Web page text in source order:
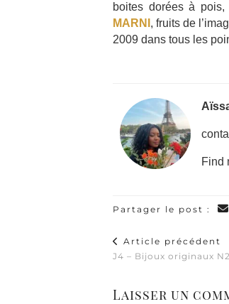
boites dorées à
MARNI , fruits de
2009 dans tous les
Find
Partager le post :
Article précédent
J4 – Bijoux originaux
Laisser un